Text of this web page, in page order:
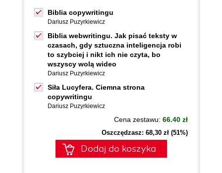
Biblia copywritingu
Dariusz Puzyrkiewicz
Biblia webwritingu. Jak pisać teksty w
czasach, gdy sztuczna inteligencja robi
to szybciej i nikt ich nie czyta, bo
wszyscy wolą wideo
Dariusz Puzyrkiewicz
Siła Lucyfera. Ciemna strona
copywritingu
Dariusz Puzyrkiewicz
Cena zestawu: 66.40 zł
Oszczędzasz: 68,30 zł (51%)
Dodaj do koszyka